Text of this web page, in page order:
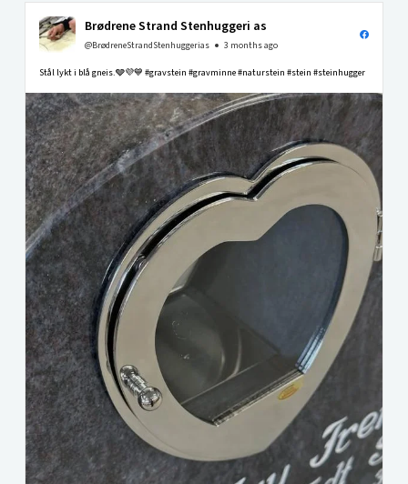
Brødrene Strand Stenhuggeri as
@BrødreneStrandStenhuggerias 3 months ago
Stål lykt i blå gneis.🩶💜💙 #gravstein #gravminne #naturstein #stein #steinhugger